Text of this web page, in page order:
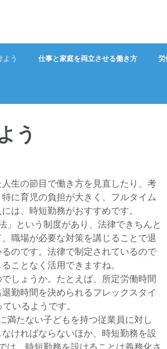
よう 仕事と家庭を両立させる働き方 労
う
生の節目で働き方を見直したり、考
に育児の負担が大きく、フルタイム
は、時短勤務がおすすめです。
」という制度があり、法律できちんと
職場が必要な対策を講じることで退
のです。法律で制定されているので
ことなく活用できますね。
しょうか。たとえば、所定労働時間
勤時間を決められるフレックスタイ
いるようです。
満たない子どもを持つ従業員に対し
ければならないほか、時短勤務を設
は、時短勤務を設けることは義務化さ